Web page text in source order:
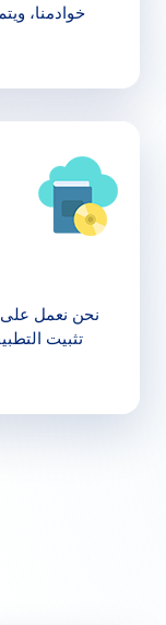
خوادمنا،
نحن نعمل